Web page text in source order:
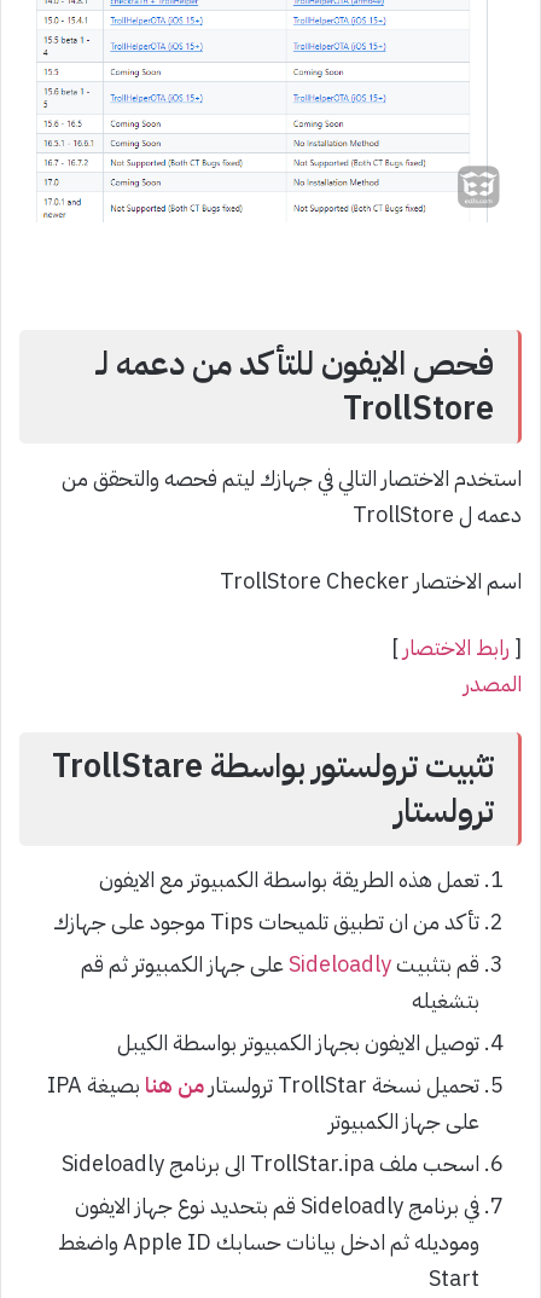
فحص الايفون للتأكد من دعمه لـ
TrollStore
استخدم الاختصار التالي في جهازك ليتم فحصه والتحقق من
دعمه ل TrollStore
اسم الاختصار TrollStore Checker
[ رابط الاختصار ]
المصدر
تثبيت ترولستور بواسطة TrollStare
ترولستار
تعمل هذه الطريقة بواسطة الكمبيوتر مع الايفون
تأكد من ان تطبيق تلميحات Tips موجود على جهازك
قم بتثبيتSideloadlyعلى جهاز الكمبيوتر ثم قم
بتشغيله
توصيل الايفون بجهاز الكمبيوتر بواسطة الكيبل
تحميل نسخة TrollStar ترولستار
من هنا
بصيغة IPA
على جهاز الكمبيوتر
اسحب ملف TrollStar.ipa الى برنامج Sideloadly
في برنامج Sideloadly قم بتحديد نوع جهاز الايفون
وموديله ثم ادخل بيانات حسابك Apple ID واضغط
Start